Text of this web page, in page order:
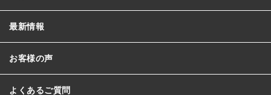
最新情報
お客様の声
よくあるご質問